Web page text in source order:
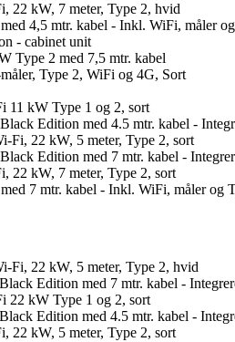
22 kW, 7 meter, Type 2, hvid
4,5 mtr. kabel - Inkl. WiFi, måler
- cabinet unit
Type 2 med 7,5 mtr. kabel
Type 2, WiFi og 4G, Sort
11 kW Type 1 og 2, sort
Edition med 4.5 mtr. kabel -
Fi, 22 kW, 5 meter, Type 2, sort
Edition med 7 mtr. kabel -
22 kW, 7 meter, Type 2, sort
7 mtr. kabel - Inkl. WiFi, måler og
Fi, 22 kW, 5 meter, Type 2, hvid
Edition med 7 mtr. kabel -
22 kW Type 1 og 2, sort
Edition med 4.5 mtr. kabel -
22 kW, 5 meter, Type 2, sort